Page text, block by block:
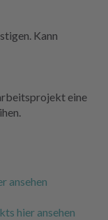
Kann
eine
ansehen
hier ansehen